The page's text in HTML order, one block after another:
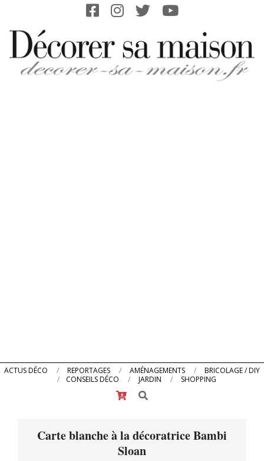
content
Primary
ACTUS DÉCO REPORTAGES AMÉNAGEMENTS
BRICOLAGE / DIY
CONSEILS DÉCO
JARDIN
SHOPPING
Search
Carte blanche à la décoratrice Bambi
Sloan